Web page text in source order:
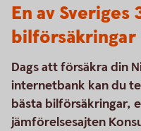
En av Sveriges
bilförsäkringar
Dags att försäkra din
internetbank kan du
bästa bilförsäkringar,
jämförelsesajten